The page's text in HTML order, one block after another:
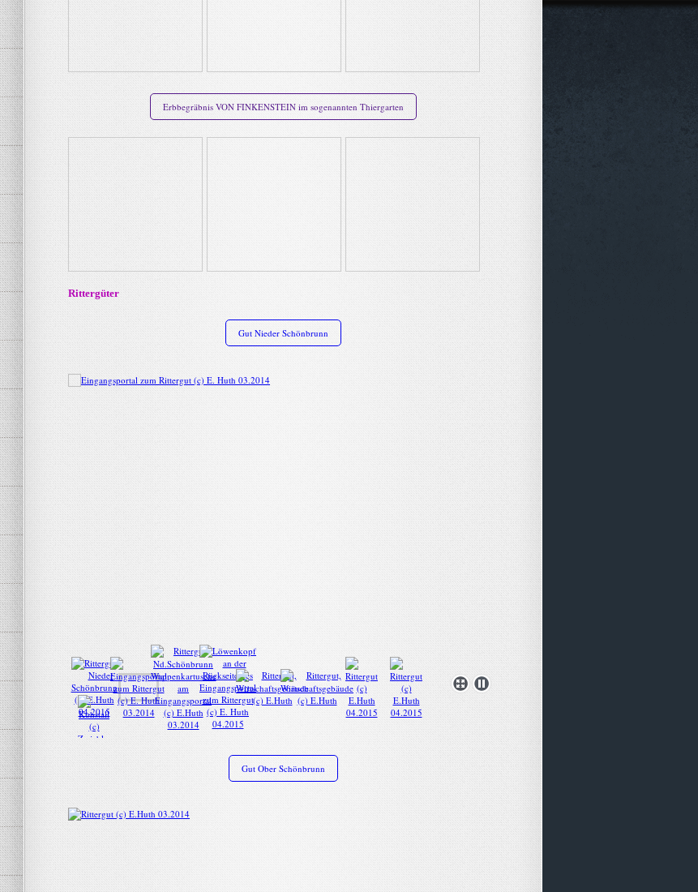
Erbbegräbnis VON FINKENSTEIN im sogenannten Thiergarten
Rittergüter
Gut Nieder Schönbrunn
Gut Ober Schönbrunn